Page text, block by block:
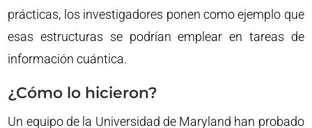
prácticas, los investigadores ponen como ejemplo que
esas estructuras se podrían emplear en tareas de
información cuántica.
¿Cómo lo hicieron?
Un equipo de la Universidad de Maryland han probado